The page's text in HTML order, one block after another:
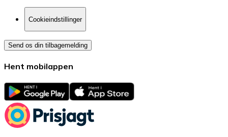
Cookieindstillinger
Send os din tilbagemelding
Hent mobilappen